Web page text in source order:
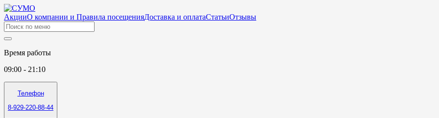
АкцииО компании и Правила посещенияДоставка и оплатаСтатьиОтзывы
Время работы
09:00 - 21:10
Телефон
8-929-220-88-44